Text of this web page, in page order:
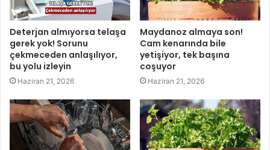
Deterjan almıyorsa telaşa
gerek yok! Sorunu
çekmeceden anlaşılıyor,
bu yolu izleyin
Haziran 21, 2026
Maydanoz almaya son!
Cam kenarında bile
yetişiyor, tek başına
coşuyor
Haziran 21, 2026